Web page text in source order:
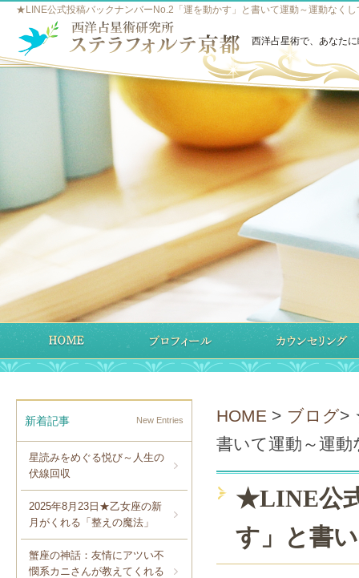
★LINE公式投稿バックナンバーNo.2「運を動かす」と書いて運動～運動なく
西洋占星術で、あなた
新着記事 New Entries
星読みをめぐる悦び～人生の
伏線回収
2025年8月23日★乙女座の新
月がくれる「整えの魔法」
蟹座の神話：友情にアツい不
憫系カニさんが教えてくれる
HOME > ブログ>
書いて運動～運
★LINE公
す」と書